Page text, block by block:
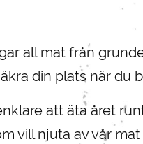
all mat från
din plats när du
att äta året
vill njuta av vår mat